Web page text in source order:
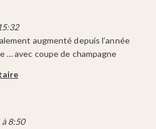
augmenté depuis l’année
… avec coupe de champagne
8:50